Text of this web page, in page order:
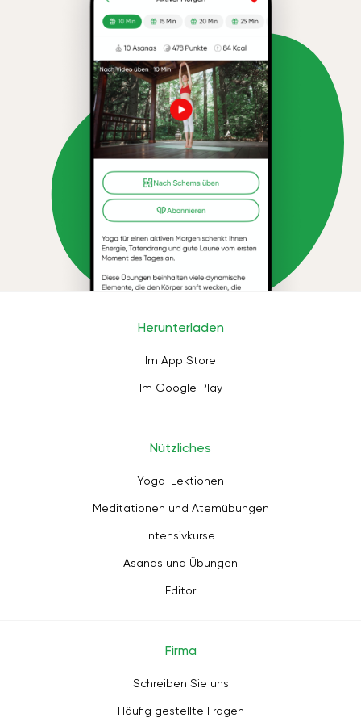
Herunterladen
Im App Store
Im Google Play
Nützliches
Yoga-Lektionen
Meditationen und Atemübungen
Intensivkurse
Asanas und Übungen
Editor
Firma
Schreiben Sie uns
Häufig gestellte Fragen